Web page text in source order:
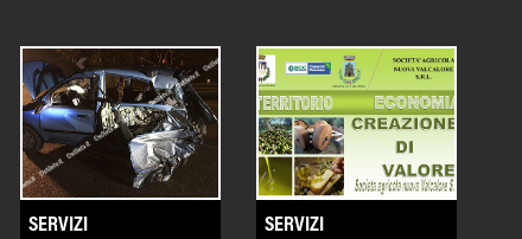
SERVIZI SERVIZI